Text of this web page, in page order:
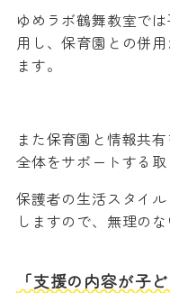
ゆめラボ鶴舞教室で
用し、保育園との併
ます。
また保育園と情報共
全体をサポートする取
保護者の生活スタイ
しますので、無理の
「支援の内容が子